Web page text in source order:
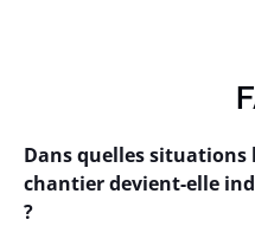
Dans quelles situations
chantier devient-elle
?